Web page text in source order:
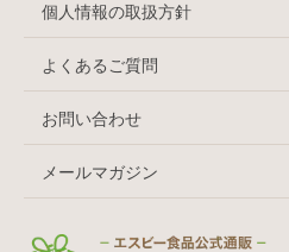
個人情報の取扱方針
よくあるご質問
お問い合わせ
メールマガジン